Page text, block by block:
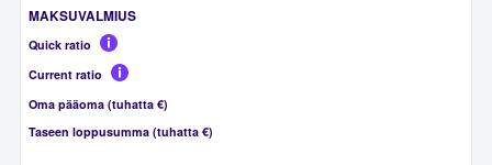
MAKSUVALMIUS
Quick ratio
Current ratio
Oma pääoma (tuhatta €)
Taseen loppusumma (tuhatta €)